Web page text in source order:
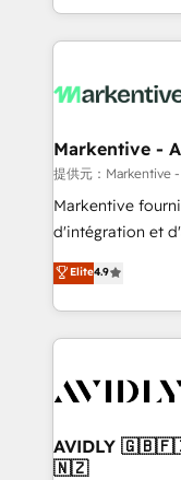
か？ ✓ HubSpot
ード受賞・HUG
HubSpot大百科 出版 CRM・AI活用に関するご相
せください。
Loop Marketing
services, smart
results, fast. ⚙️CRM & RevOps: Align all Hubs to your
🎯Demand Gen
ABM, AEO, SEO, & paid
Build high-
& conversion
AI, & maximize
Integrations:
Markentive -
提供元：Markentive
Markentive
d'intégration et
North America.
marketing
webdesign. Markentive is both a consulting firm, a
digital agency
CRM and
Elite4.9
AVIDLY
🇳🇿